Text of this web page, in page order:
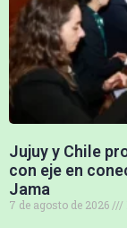
Jujuy y Chile
con eje en
Jama
7 de agosto de 2026